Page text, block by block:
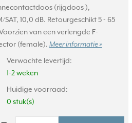
(rijgdoos ),
SAT, 10,0 dB. Retourgeschikt 5 - 65
van een verlengde F-
(female). Meer informatie »
Verwachte levertijd:
1-2 weken
Huidige voorraad:
0 stuk(s)